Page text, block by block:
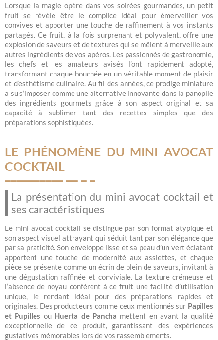
Lorsque la magie opère dans vos soirées gourmandes, un petit
fruit se révèle être le complice idéal pour émerveiller vos
convives et apporter une touche de raffinement à vos instants
partagés. Ce fruit, à la fois surprenant et polyvalent, offre une
explosion de saveurs et de textures qui se mêlent à merveille aux
autres ingrédients de vos apéros. Les passionnés de gastronomie,
les chefs et les amateurs avisés l’ont rapidement adopté,
transformant chaque bouchée en un véritable moment de plaisir
et d’esthétisme culinaire. Au fil des années, ce prodige miniature
a su s’imposer comme une alternative innovante dans la panoplie
des ingrédients gourmets grâce à son aspect original et sa
capacité à sublimer tant des recettes simples que des
préparations sophistiquées.
LE PHÉNOMÈNE DU MINI AVOCAT
COCKTAIL
La présentation du mini avocat cocktail et
ses caractéristiques
Le mini avocat cocktail se distingue par son format atypique et
son aspect visuel attrayant qui séduit tant par son élégance que
par sa praticité. Son enveloppe lisse et sa peau d’un vert éclatant
apportent une touche de modernité aux assiettes, et chaque
pièce se présente comme un écrin de plein de saveurs, invitant à
une dégustation raffinée et conviviale. La texture crémeuse et
l’absence de noyau confèrent à ce fruit une facilité d’utilisation
unique, le rendant idéal pour des préparations rapides et
originales. Des producteurs comme ceux mentionnés sur Papilles
et Pupilles ou Huerta de Pancha mettent en avant la qualité
exceptionnelle de ce produit, garantissant des expériences
gustatives mémorables lors de vos rassemblements.